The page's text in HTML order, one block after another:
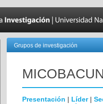
Grupos de investigación
Presentación | Líder|